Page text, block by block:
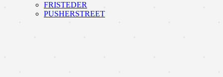
FRISTEDER
PUSHERSTREET